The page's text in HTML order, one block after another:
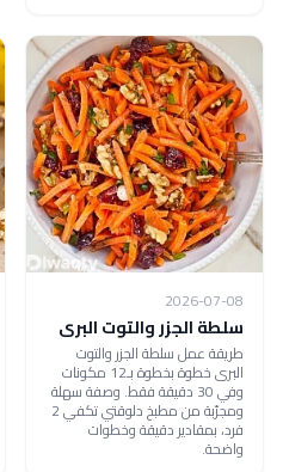
2026-07-08
سلطة الجزر والتوت البرى
طريقة عمل سلطة الجزر والتوت
البرى خطوة بخطوة بـ12 مكونات
وفي 30 دقيقة فقط. وصفة سهلة
ومجرّبة من مطبخ دلوقتي تكفي 2
فرد، بمقادير دقيقة وخطوات
واضحة.